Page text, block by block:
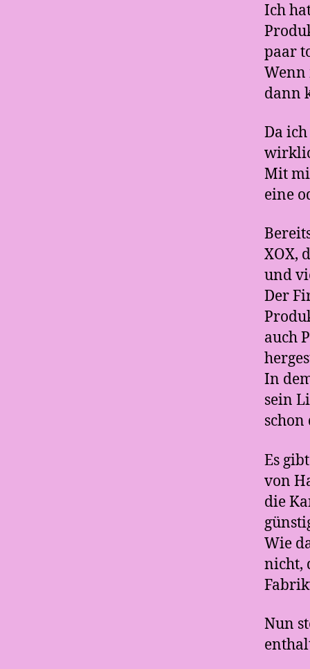
Ich
paar
Wenn
dann
Da
Mit
eine
XOX,
und
Der
auch
In
sein
schon
Es
von
die
Wie
nicht,
Nun